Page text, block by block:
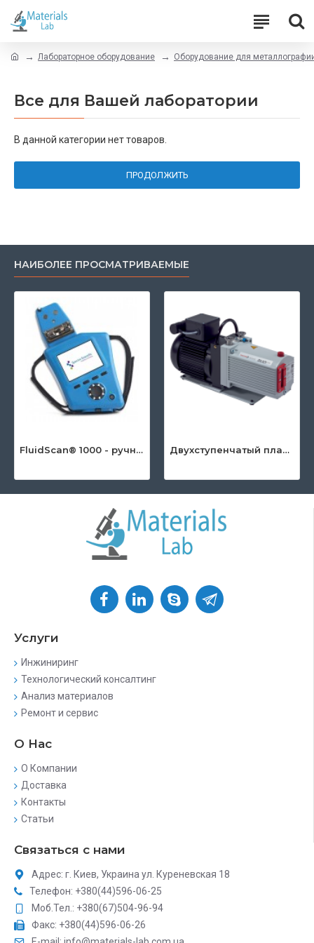
Лабораторное оборудование Оборудование для
Все для Вашей лаборатории
В данной категории нет товаров.
ПРОДОЛЖИТЬ
НАИБОЛЕЕ ПРОСМАТРИВАЕМЫЕ
FluidScan® 1000 - ручной инфракрасный анализатор масла Двухступенчатый пластинчато-роторный насос серии DuoLine™
Услуги
Инжиниринг
Технологический консалтинг
Анализ материалов
Ремонт и сервис
О Нас
О Компании
Доставка
Контакты
Статьи
Связаться с нами
Адрес: г. Киев, Украина ул. Куреневская 18
Телефон: +380(44)596-06-25
Моб.Тел.: +380(67)504-96-94
Факс: +380(44)596-06-26